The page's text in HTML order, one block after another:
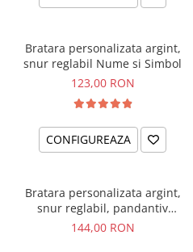
Bratara personalizata argint,
snur reglabil Nume si Simbol
123,00 RON
CONFIGUREAZA
Bratara personalizata argint,
snur reglabil, pandantiv
ingeras
144,00 RON